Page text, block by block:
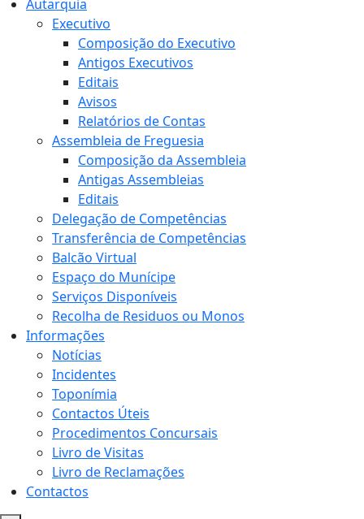
Autarquia
Executivo
Composição do Executivo
Antigos Executivos
Editais
Avisos
Relatórios de Contas
Assembleia de Freguesia
Composição da Assembleia
Antigas Assembleias
Editais
Delegação de Competências
Transferência de Competências
Balcão Virtual
Espaço do Munícipe
Serviços Disponíveis
Recolha de Residuos ou Monos
Informações
Notícias
Incidentes
Toponímia
Contactos Úteis
Procedimentos Concursais
Livro de Visitas
Livro de Reclamações
Contactos